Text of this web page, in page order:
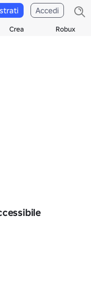
Crea Robux
Accedi